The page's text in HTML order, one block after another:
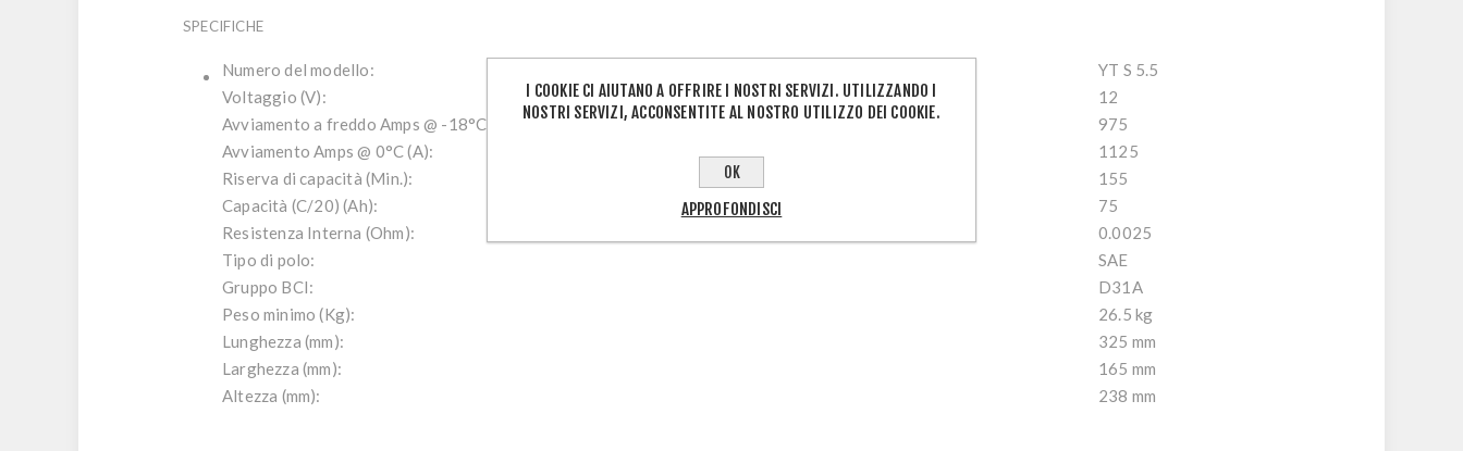
SPECIFICHE
Numero del modello:
YT S 5.5
Voltaggio (V):
12
Avviamento a freddo Amps @ -18°C (A):
975
Avviamento Amps @ 0°C (A):
1125
Riserva di capacità (Min.):
155
Capacità (C/20) (Ah):
75
Resistenza Interna (Ohm):
0.0025
Tipo di polo:
SAE
Gruppo BCI:
D31A
Peso minimo (Kg):
26.5 kg
Lunghezza (mm):
325 mm
Larghezza (mm):
165 mm
Altezza (mm):
238 mm
I COOKIE CI AIUTANO A OFFRIRE I NOSTRI SERVIZI. UTILIZZANDO I
NOSTRI SERVIZI, ACCONSENTITE AL NOSTRO UTILIZZO DEI COOKIE.
OK
APPROFONDISCI